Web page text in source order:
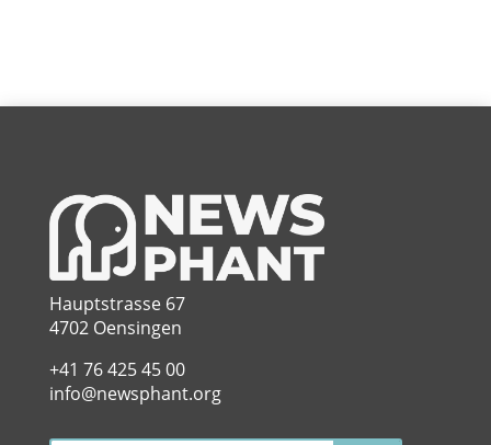
Hauptstrasse 67
4702 Oensingen
+41 76 425 45 00
info@newsphant.org